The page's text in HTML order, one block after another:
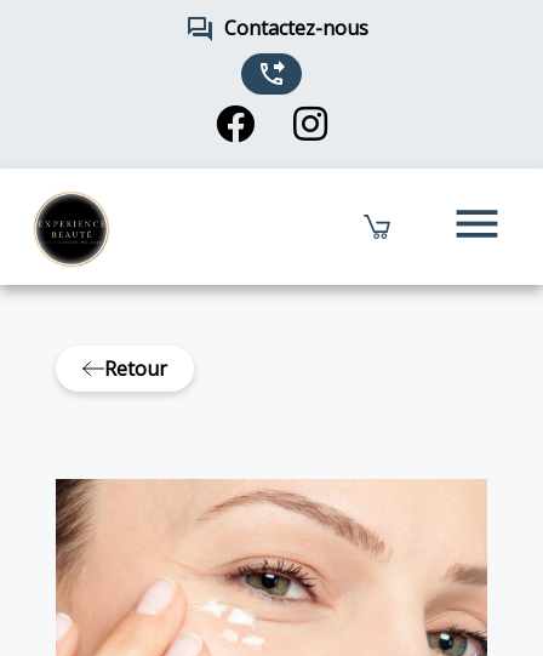
forum Contactez-nous
phone_forwarded
menu
Retour